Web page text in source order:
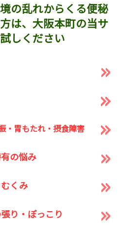
の乱れからくる便秘
は、大阪本町の当サ
しください
・胃もたれ・摂食障害
の悩み
くみ
り・ぽっこり